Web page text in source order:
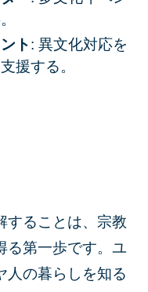
ト: 異文化対応を
援する。
することは、宗教
る第一歩です。ユ
人の暮らしを知る